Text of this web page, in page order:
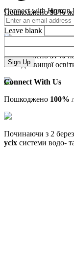
Пошкоджено93%
кілометрах навколо
Пошкоджено97%
закладів вищої
Пошкоджено 100%
Починаючи з 2
усіх системи водо-
Connect with Human
Leave blank
Sign Up
Connect With Us
Twitter